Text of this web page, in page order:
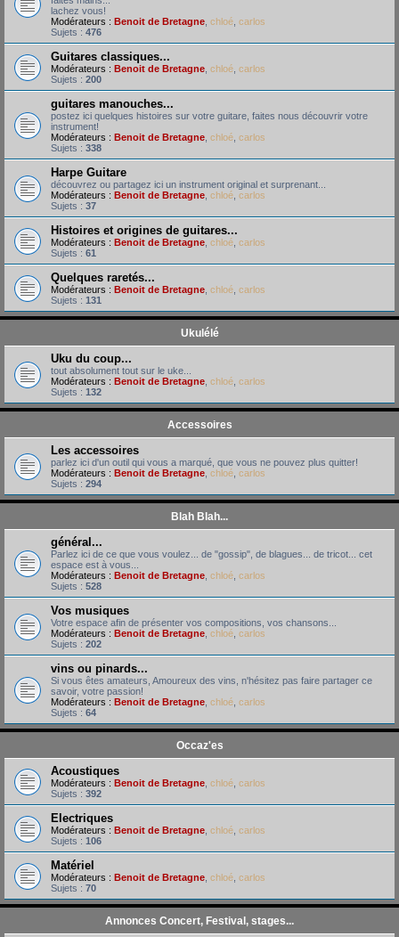
lachez vous!
Modérateurs : Benoit de Bretagne chloé carlos
Sujets : 476
Guitares classiques...
Modérateurs : Benoit de Bretagne chloé carlos
Sujets : 200
guitares manouches...
postez ici quelques histoires sur votre guitare, faites nous découvrir votre
instrument!
Modérateurs : Benoit de Bretagne chloé carlos
Sujets : 338
Harpe Guitare
découvrez ou partagez ici un instrument original et surprenant...
Modérateurs : Benoit de Bretagne chloé carlos
Sujets : 37
Histoires et origines de guitares...
Modérateurs : Benoit de Bretagne chloé carlos
Sujets : 61
Quelques raretés...
Modérateurs : Benoit de Bretagne chloé carlos
Sujets : 131
Ukulélé
Uku du coup...
tout absolument tout sur le uke...
Modérateurs : Benoit de Bretagne chloé carlos
Sujets : 132
Accessoires
Les accessoires
parlez ici d'un outil qui vous a marqué, que vous ne pouvez plus quitter!
Modérateurs : Benoit de Bretagne chloé carlos
Sujets : 294
Blah Blah...
général...
Parlez ici de ce que vous voulez... de "gossip", de blagues... de tricot... cet
espace est à vous...
Modérateurs : Benoit de Bretagne chloé carlos
Sujets : 528
Vos musiques
Votre espace afin de présenter vos compositions, vos chansons...
Modérateurs : Benoit de Bretagne chloé carlos
Sujets : 202
vins ou pinards...
Si vous êtes amateurs, Amoureux des vins, n'hésitez pas faire partager ce
savoir, votre passion!
Modérateurs : Benoit de Bretagne chloé carlos
Sujets : 64
Occaz'es
Acoustiques
Modérateurs : Benoit de Bretagne chloé carlos
Sujets : 392
Electriques
Modérateurs : Benoit de Bretagne chloé carlos
Sujets : 106
Matériel
Modérateurs : Benoit de Bretagne chloé carlos
Sujets : 70
Annonces Concert, Festival, stages...